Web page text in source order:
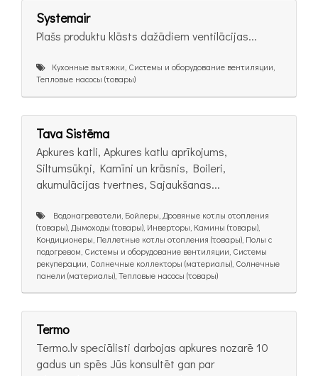
Systemair
Plašs produktu klāsts dažādiem ventilācijas...
Кухонные вытяжки, Системы и оборудование вентиляции,
Тепловые насосы (товары)
Tava Sistēma
Apkures katli, Apkures katlu aprīkojums,
Siltumsūkņi, Kamīni un krāsnis, Boileri,
akumulācijas tvertnes, Sajaukšanas...
Bодонагреватели, Бойлеры, Дровяные котлы отопления
(товары), Дымоходы (товары), Инверторы, Камины (товары),
Кондиционеры, Пеллетные котлы отопления (товары), Полы с
подогревом, Системы и оборудование вентиляции, Системы
рекуперации, Солнечные коллекторы (материалы), Солнечные
панели (материалы), Тепловые насосы (товары)
Termo
Termo.lv speciālisti darbojas apkures nozarē 10
gadus un spēs Jūs konsultēt gan par